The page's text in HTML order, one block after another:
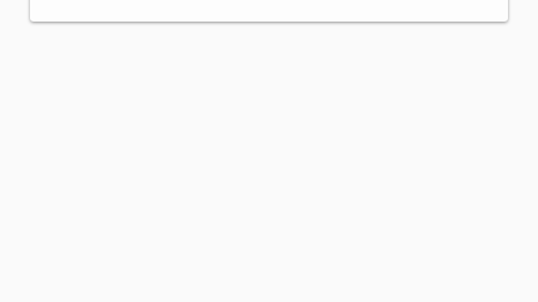
Arabuluculuk Hizmetleri